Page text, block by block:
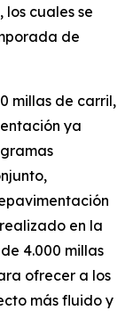
cuales se
de
millas de carril,
ya
en la
4.000 millas
ofrecer a los
más fluido y